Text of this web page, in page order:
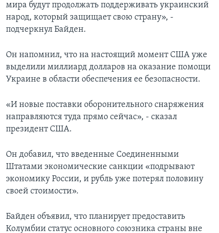
мира будут продолжать поддерживать украинский
народ, который защищает свою страну», -
подчеркнул Байден.
Он напомнил, что на настоящий момент США уже
выделили миллиард долларов на оказание помощи
Украине в области обеспечения ее безопасности.
«И новые поставки оборонительного снаряжения
направляются туда прямо сейчас», - сказал
президент США.
Он добавил, что введенные Соединенными
Штатами экономические санкции «подрывают
экономику России, и рубль уже потерял половину
своей стоимости».
Байден объявил, что планирует предоставить
Колумбии статус основного союзника страны вне